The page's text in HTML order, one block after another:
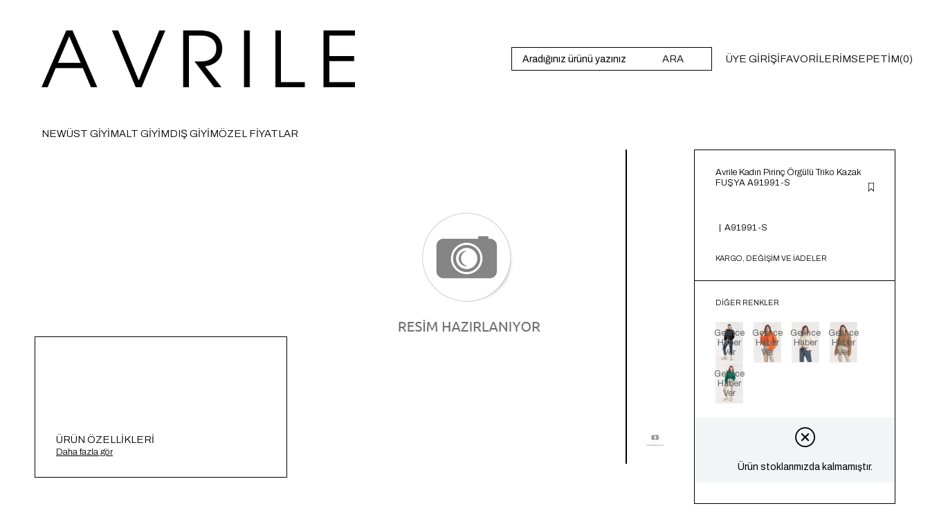
ARA ÜYE GIRIŞIFAVORILERIMSEPETIM 0
NEWÜST GİYİMALT GİYİMDIŞ GİYİMÖZEL FİYATLAR
ÜRÜN ÖZELLIKLERI
Pirinç Örgülü Triko Kazak A91991-S
Daha fazla gör
Avrile Kadın Pirinç Örgülü Triko Kazak
FUŞYA A91991-S
A91991-S
KARGO, DEĞİŞİM VE İADELER
DIĞER RENKLER
Gelince
Haber
Ver
Gelince
Haber
Ver
Gelince
Haber
Ver
Gelince
Haber
Ver
Gelince
Haber
Ver
Ürün stoklarımızda kalmamıştır.